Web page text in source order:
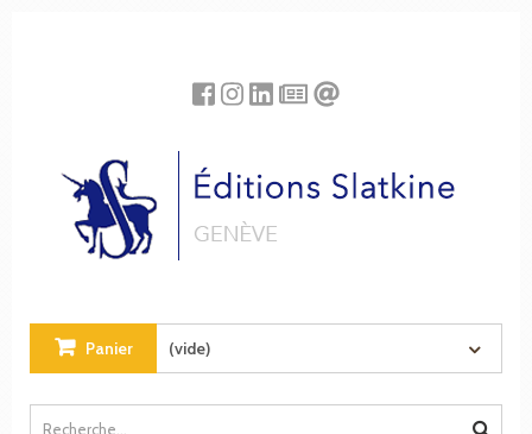
Panier (vide)